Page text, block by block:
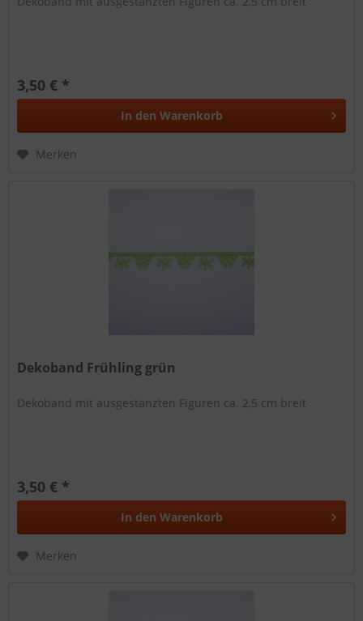
3,50 € *
In den Warenkorb
Merken
Dekoband Frühling grün
Dekoband mit ausgestanzten Figuren ca. 2,5 cm breit
3,50 € *
In den Warenkorb
Merken